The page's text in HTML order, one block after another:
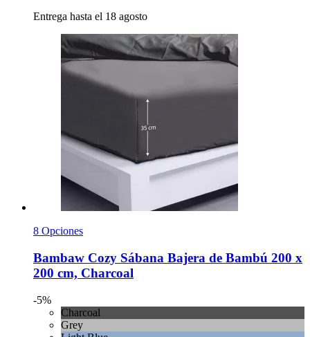
Entrega hasta el 18 agosto
8 Opciones
Bambaw Cozy Sábana Bajera de Bambú 200 x
200 cm, Charcoal
-5%
Charcoal
Grey